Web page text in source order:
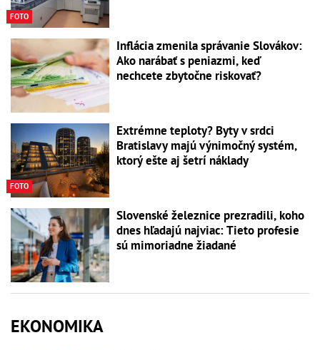
FOTO
Inflácia zmenila správanie Slovákov:
Ako narábať s peniazmi, keď
nechcete zbytočne riskovať?
FOTO
Extrémne teploty? Byty v srdci
Bratislavy majú výnimočný systém,
ktorý ešte aj šetrí náklady
Slovenské železnice prezradili, koho
dnes hľadajú najviac: Tieto profesie
sú mimoriadne žiadané
EKONOMIKA